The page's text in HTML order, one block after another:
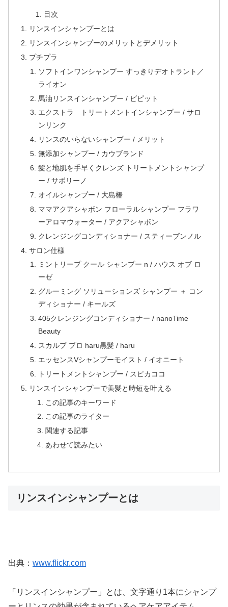
目次
リンスインシャンプーとは
リンスインシャンプーのメリットとデメリット
プチプラ
ソフトインワンシャンプー すっきりデオトラント／
ライオン
馬油リンスインシャンプー / ビピット
エクストラ トリートメントインシャンプー / サロ
ンリンク
リンスのいらないシャンプー / メリット
無添加シャンプー / カウブランド
髪と地肌を手早くクレンズ トリートメントシャンプ
ー / サボリーノ
オイルシャンプー / 大島椿
ママアクアシャボン フローラルシャンプー フラワ
ーアロマウォーター / アクアシャボン
クレンジングコンディショナー / スティーブンノル
サロン仕様
ミントリープ クール シャンプー n / ハウス オブ ロ
ーゼ
グルーミング ソリューションズ シャンプー ＋ コン
ディショナー / キールズ
405クレンジングコンディショナー / nanoTime
Beauty
スカルプ プロ haru黒髪 / haru
エッセンスVシャンプーモイスト / イオニート
トリートメントシャンプー / スピカココ
リンスインシャンプーで美髪と時短を叶える
この記事のキーワード
この記事のライター
関連する記事
あわせて読みたい
リンスインシャンプーとは
出典： www.flickr.com
「リンスインシャンプー」とは、文字通り1本にシャンプ